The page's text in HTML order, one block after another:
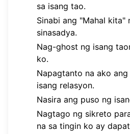
sa isang tao.
Sinabi ang "Mahal kita"
sinasadya.
Nag-ghost ng isang
ko.
Napagtanto na ako
isang relasyon.
Nasira ang puso ng
Nagtago ng sikreto
na sa tingin ko ay